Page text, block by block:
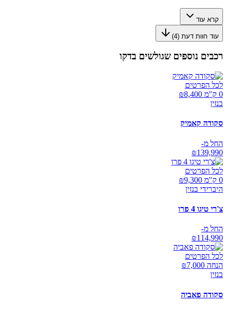
קרא עוד
עוד חוות דעת (4
)
רכבים נוספים שגולשים בדקו
לכל הפרטים
0 ק"מ ₪
8,400
בנזין
סקודה קאמיק
החל מ-
₪139,990
לכל הפרטים
0 ק"מ ₪
9,300
היברידי בנזין
צ'רי טיגו 4 פרו
החל מ-
₪114,990
לכל הפרטים
הנחה ₪ 7,000
בנזין
סקודה פאביה